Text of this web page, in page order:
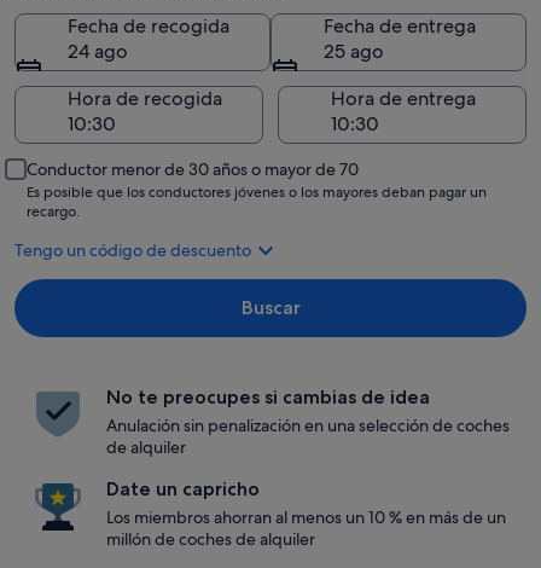
Fecha de recogida
24 ago
Fecha de entrega
25 ago
Hora de recogida
Hora de entrega
Conductor menor de 30 años o mayor de 70
Es posible que los conductores jóvenes o los mayores deban pagar un
recargo.
Tengo un código de descuento
Buscar
No te preocupes si cambias de idea
Anulación sin penalización en una selección de coches
de alquiler
Date un capricho
Los miembros ahorran al menos un 10 % en más de un
millón de coches de alquiler